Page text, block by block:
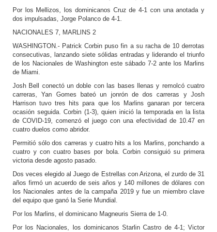
Por los Mellizos, los dominicanos Cruz de 4-1 con una anotada y
dos impulsadas, Jorge Polanco de 4-1.
NACIONALES 7, MARLINS 2
WASHINGTON.- Patrick Corbin puso fin a su racha de 10 derrotas
consecutivas, lanzando siete sólidas entradas y liderando el triunfo
de los Nacionales de Washington este sábado 7-2 ante los Marlins
de Miami.
Josh Bell conectó un doble con las bases llenas y remolcó cuatro
carreras, Yan Gomes bateó un jonrón de dos carreras y Josh
Harrison tuvo tres hits para que los Marlins ganaran por tercera
ocasión seguida. Corbin (1-3), quien inició la temporada en la lista
de COVID-19, comenzó el juego con una efectividad de 10.47 en
cuatro duelos como abridor.
Permitió sólo dos carreras y cuatro hits a los Marlins, ponchando a
cuatro y con cuatro bases por bola. Corbin consiguió su primera
victoria desde agosto pasado.
Dos veces elegido al Juego de Estrellas con Arizona, el zurdo de 31
años firmó un acuerdo de seis años y 140 millones de dólares con
los Nacionales antes de la campaña 2019 y fue un miembro clave
del equipo que ganó la Serie Mundial.
Por los Marlins, el dominicano Magneuris Sierra de 1-0.
Por los Nacionales, los dominicanos Starlin Castro de 4-1; Victor